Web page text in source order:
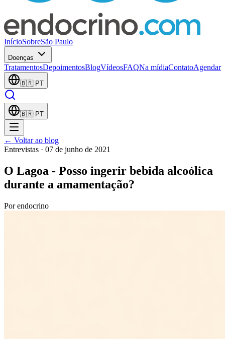
InícioSobreSão Paulo
Doenças
TratamentosDepoimentosBlogVídeosFAQNa mídiaContatoAgendar
🇧🇷 PT
🇧🇷 PT
← Voltar ao blog
Entrevistas · 07 de junho de 2021
O Lagoa - Posso ingerir bebida alcoólica
durante a amamentação?
Porendocrino